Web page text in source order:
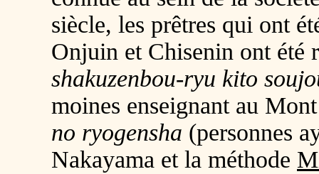
siècle, les prêtres qui ont
Onjuin et Chisenin ont été
shakuzenbou-ryu kito
moines enseignant au
no ryogensha (personnes
Nakayama et la méthode